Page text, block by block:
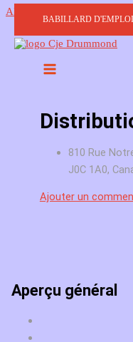
Aller au contenu
BABILLARD D'EMPLOI
810 Rue
J0C 1A0,
Ajouter un
Aperçu général